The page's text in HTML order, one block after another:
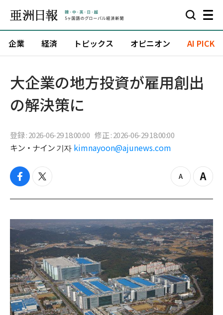
企業 経済 トピックス オピニオン AI PICK
大企業の地方投資が雇用創出
の解決策に
登録 : 2026-06-29 18:00:00 修正 : 2026-06-29 18:00:00
キン・ナイン 기자 kimnayoon@ajunews.com
f
c
b
o
k
t
i
t
e
z
o
o
u
t
Z
o
i
n